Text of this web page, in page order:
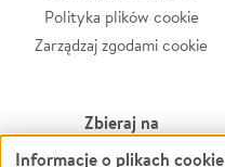
Polityka plików cookie
Zarządzaj zgodami cookie
Zbieraj na
Informacje o plikach cookie